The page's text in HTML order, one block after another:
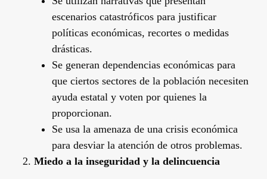
escenarios catastróficos para justificar
políticas económicas, recortes o medidas
drásticas.
Se generan dependencias económicas para
que ciertos sectores de la población necesiten
ayuda estatal y voten por quienes la
proporcionan.
Se usa la amenaza de una crisis económica
para desviar la atención de otros problemas.
Miedo a la inseguridad y la delincuencia